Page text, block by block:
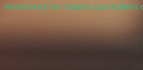
Améliorez les trajets quotidiens